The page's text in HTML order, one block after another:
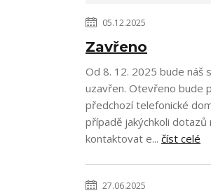
05.12.2025
Zavřeno
Od 8. 12. 2025 bude náš
uzavřen. Otevřeno bude
předchozí telefonické
případě jakýchkoli dotazů
kontaktovat e... číst celé
27.06.2025